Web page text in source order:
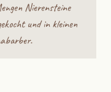
Nierensteine
und in kleinen